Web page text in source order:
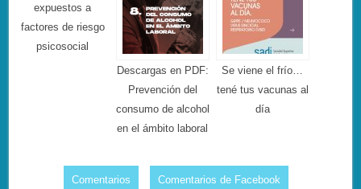
expuestos a
factores de riesgo
psicosocial
Descargas en PDF:
Prevención del
consumo de alcohol
en el ámbito laboral
Se viene el frío…
tené tus vacunas al
día
Comentarios Comentarios de Facebook